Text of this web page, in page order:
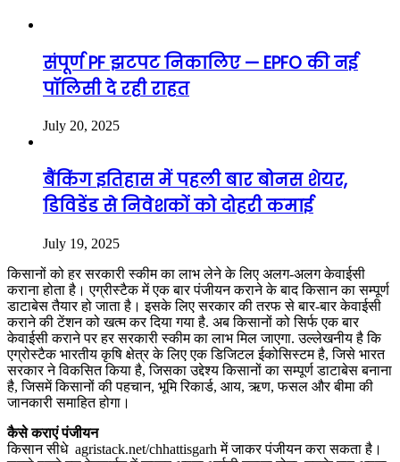
संपूर्ण PF झटपट निकालिए — EPFO की नई
पॉलिसी दे रही राहत
July 20, 2025
बैंकिंग इतिहास में पहली बार बोनस शेयर,
डिविडेंड से निवेशकों को दोहरी कमाई
July 19, 2025
किसानों को हर सरकारी स्कीम का लाभ लेने के लिए अलग-अलग केवाईसी
कराना होता है। एग्रीस्टैक में एक बार पंजीयन कराने के बाद किसान का सम्पूर्ण
डाटाबेस तैयार हो जाता है। इसके लिए सरकार की तरफ से बार-बार केवाईसी
कराने की टेंशन को खत्म कर दिया गया है. अब किसानों को सिर्फ एक बार
केवाईसी कराने पर हर सरकारी स्कीम का लाभ मिल जाएगा. उल्लेखनीय है कि
एग्रोस्टैक भारतीय कृषि क्षेत्र के लिए एक डिजिटल ईकोसिस्टम है, जिसे भारत
सरकार ने विकसित किया है, जिसका उद्देश्य किसानों का सम्पूर्ण डाटाबेस बनाना
है, जिसमें किसानों की पहचान, भूमि रिकार्ड, आय, ऋण, फसल और बीमा की
जानकारी समाहित होगा।
कैसे कराएं पंजीयन
किसान सीधे agristack.net/chhattisgarh में जाकर पंजीयन करा सकता है।